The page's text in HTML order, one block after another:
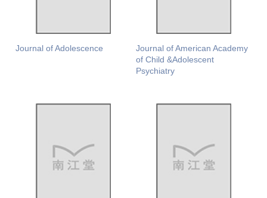
Journal of Adolescence
Journal of American Academy
of Child &Adolescent
Psychiatry